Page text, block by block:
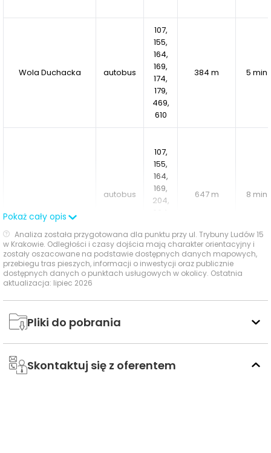
wyposażono wwideodomofonyimonitoring.
Punkt Wola to odpowiedź na różnorodne potrzeby i
, które poszukują bezpiecznej,
przyjaznej przestrzeni w sąsiedztwie szkół,
przedszkoli oraz zielonych terenów idealnych na
wspólne spacery i aktywności na świeżym powietrzu.
Dla młodych, aktywnych osób
dostęp do miejsc pracy oraz możliwość korzystania z
bogatej oferty miejskich atrakcji.
Dla tych, którzy szukają spokoju i balansu,
pragnąc mieszkać w zielonym otoczeniu, bez
konieczności rezygnowania z wygody życia
miejskiego.
Dla inwestorów, którzy dostrzegają potencjał
lokalizacji – tuż obok kompleksu biurowego Bonarka
for Business i centrum handlowego Bonarka City
Center – gwarantujących stabilny i atrakcyjny
najem.
Wola Duchacka autobus
107,
155,
164,
169,
174,
179,
469,
610
384 m 5 min
Nowosądecka
autobus
107,
155,
164,
169,
204,
904
647 m 8 min
tramwaj 9 min
Pokaż cały opis
Analiza została przygotowana dla punktu przy ul. Trybuny Ludów 15
w Krakowie. Odległości i czasy dojścia mają charakter orientacyjny i
zostały oszacowane na podstawie dostępnych danych mapowych,
przebiegu tras pieszych, informacji o inwestycji oraz publicznie
dostępnych danych o punktach usługowych w okolicy. Ostatnia
aktualizacja: lipiec 2026
Pliki do pobrania
Skontaktuj się z oferentem